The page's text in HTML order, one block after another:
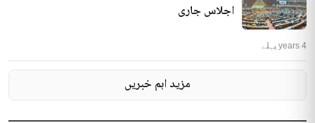
اجلاس جاری
4 years پہلے
مزید اہم خبریں